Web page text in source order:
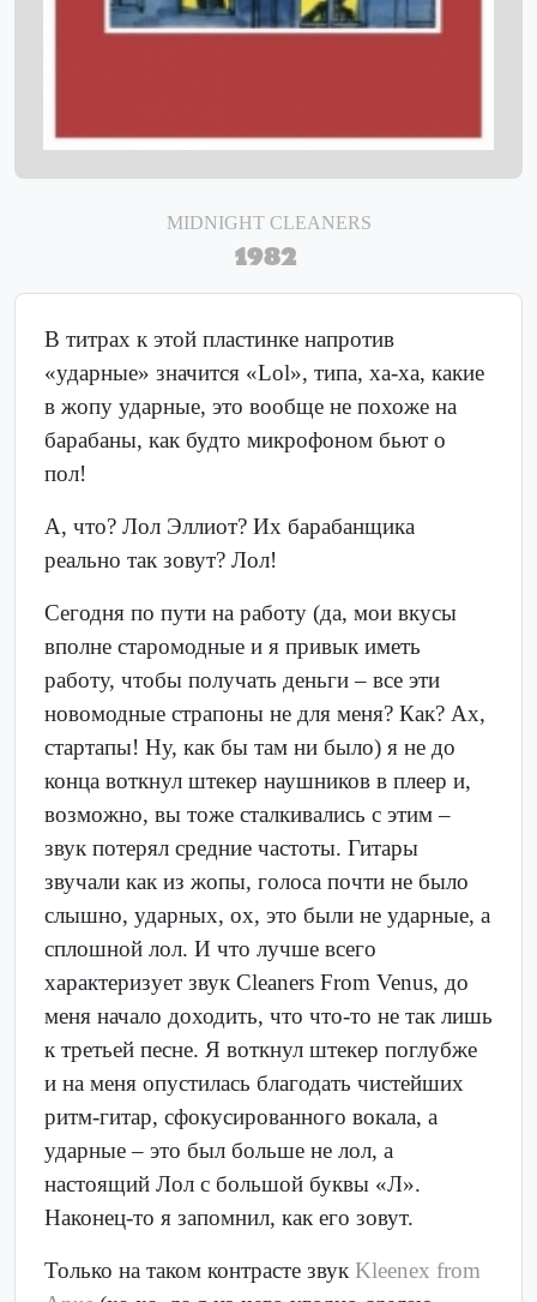
MIDNIGHT CLEANERS
1982
В титрах к этой пластинке напротив
«ударные» значится «Lol», типа, ха-ха, какие
в жопу ударные, это вообще не похоже на
барабаны, как будто микрофоном бьют о
пол!
А, что? Лол Эллиот? Их барабанщика
реально так зовут? Лол!
Сегодня по пути на работу (да, мои вкусы
вполне старомодные и я привык иметь
работу, чтобы получать деньги – все эти
новомодные страпоны не для меня? Как? Ах,
стартапы! Ну, как бы там ни было) я не до
конца воткнул штекер наушников в плеер и,
возможно, вы тоже сталкивались с этим –
звук потерял средние частоты. Гитары
звучали как из жопы, голоса почти не было
слышно, ударных, ох, это были не ударные, а
сплошной лол. И что лучше всего
характеризует звук Cleaners From Venus, до
меня начало доходить, что что-то не так лишь
к третьей песне. Я воткнул штекер поглубже
и на меня опустилась благодать чистейших
ритм-гитар, сфокусированного вокала, а
ударные – это был больше не лол, а
настоящий Лол с большой буквы «Л».
Наконец-то я запомнил, как его зовут.
Только на таком контрасте звук Kleenex from